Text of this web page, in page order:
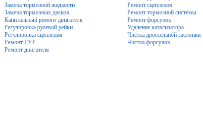
Замена тормозной жидкости
Замена тормозных дисков
Капитальный ремонт двигателя
Регулировка рулевой рейки
Регулировка сцепления
Ремонт ГУР
Ремонт двигателя
Ремонт сцепления
Ремонт тормозной системы
Ремонт форсунок
Удаление катализатора
Чистка дроссельной заслонки
Чистка форсунок